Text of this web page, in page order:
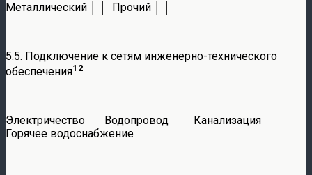
Металлический │ │ Прочий │ │
5.5. Подключение к сетям инженерно-технического
обеспечения12
Электричество Водопровод Канализация
Горячее водоснабжение